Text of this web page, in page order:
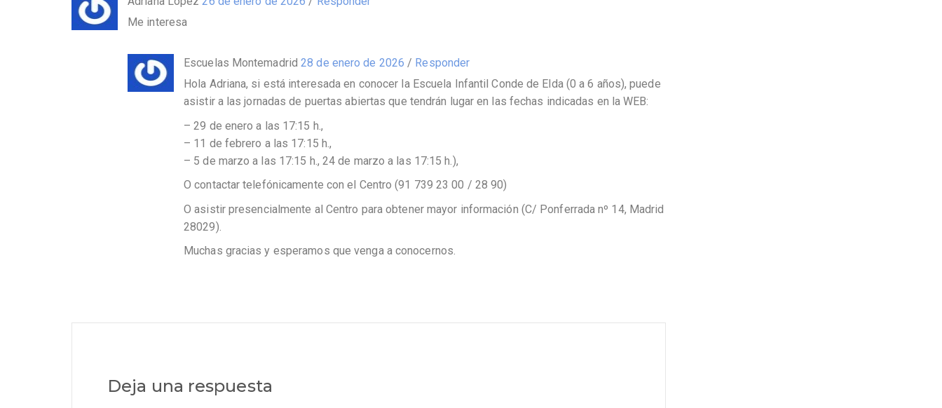
Me interesa
Escuelas Montemadrid28 de enero de 2026 / Responder
Hola Adriana, si está interesada en conocer la Escuela Infantil Conde de Elda (0 a 6 años), puede
asistir a las jornadas de puertas abiertas que tendrán lugar en las fechas indicadas en la WEB:
– 29 de enero a las 17:15 h.,
– 11 de febrero a las 17:15 h.,
– 5 de marzo a las 17:15 h., 24 de marzo a las 17:15 h.),
O contactar telefónicamente con el Centro (91 739 23 00 / 28 90)
O asistir presencialmente al Centro para obtener mayor información (C/ Ponferrada nº 14, Madrid
28029).
Muchas gracias y esperamos que venga a conocernos.
Deja una respuesta